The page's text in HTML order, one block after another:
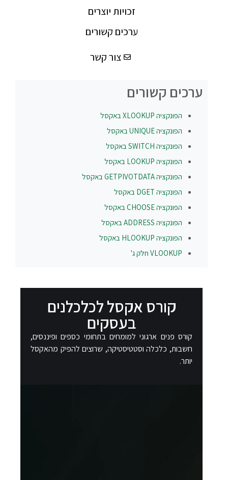
זכויות יוצרים
ערכים קשורים
צור קשר
ערכים קשורים
הפונקציה XLOOKUP באקסל
הפונקציהUNIQUE באקסל
הפונקציה SWITCH באקסל
הפונקציה LOOKUP באקסל
הפונקציהGETPIVOTDATA באקסל
הפונקציה DGET באקסל
הפונקציהCHOOSE באקסל
הפונקציה ADDRESS באקסל
הפונקציה HLOOKUP באקסל
VLOOKUP חלק ג'
קורס אקסל לכלכלנים
בעסקים
קורס פנים ארגוני למומחים בתחומי כספים ופיננסים,
חשבות, כלכלה וסטטיסטיקה, שרוצים להפיק מהאקסל
יותר.